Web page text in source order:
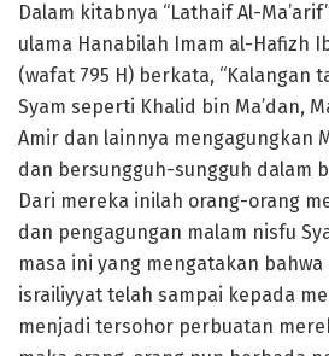
Dalam kitabnya “Lathaif Al-
ulama Hanabilah Imam al-Hafizh
(wafat 795 H) berkata, “Kalangan
Syam seperti Khalid bin Ma’dan,
Amir dan lainnya mengagungkan
dan bersungguh-sungguh dalam
Dari mereka inilah orang-orang
dan pengagungan malam nisfu
masa ini yang mengatakan
israiliyyat telah sampai kepada
menjadi tersohor perbuatan